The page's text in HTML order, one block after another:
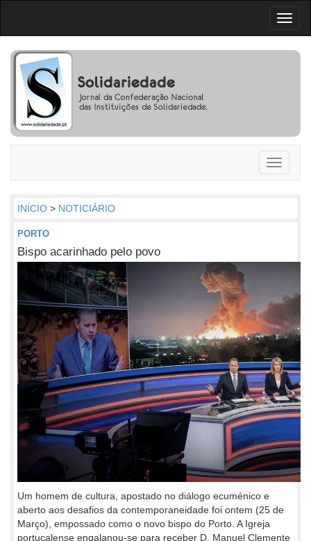
Toggle
INÍCIO > NOTICIÁRIO
PORTO
Bispo acarinhado pelo povo
Um homem de cultura, apostado no diálogo ecuménico e
aberto aos desafios da contemporaneidade foi ontem (25 de
Março), empossado como o novo bispo do Porto. A Igreja
portucalense engalanou-se para receber D. Manuel Clemente